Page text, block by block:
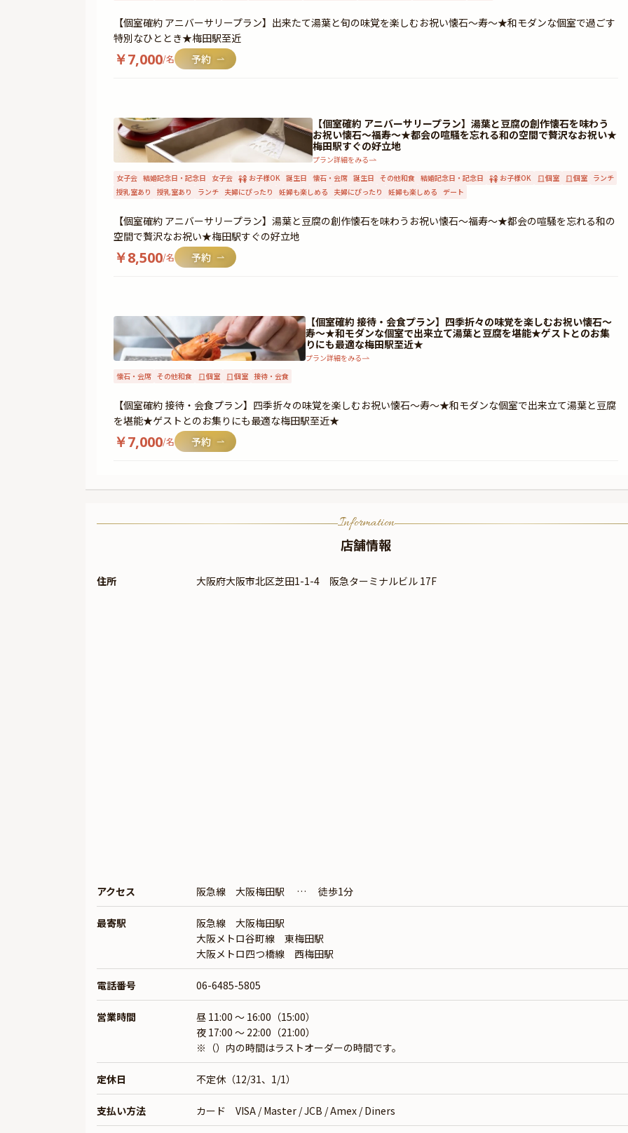
【個室確約 アニバーサリープラン】出来たて湯葉と旬の味覚を楽しむお祝い懐石～寿～★和モダンな個室で過ごす
特別なひととき★梅田駅至近
￥7,000/名
【個室確約 アニバーサリープラン】湯葉と豆腐の創作懐石を味わう
お祝い懐石～福寿～★都会の喧騒を忘れる和の空間で贅沢なお祝い★
梅田駅すぐの好立地
プラン詳細をみる
女子会 結婚記念日・記念日 女子会 お子様OK 誕生日 懐石・会席 誕生日 その他和食 結婚記念日・記念日 お子様OK 個室 個室 ランチ
授乳室あり
授乳室あり ランチ 夫婦にぴったり 妊婦も楽しめる 夫婦にぴったり 妊婦も楽しめる デート
【個室確約 アニバーサリープラン】湯葉と豆腐の創作懐石を味わうお祝い懐石～福寿～★都会の喧騒を忘れる和の
空間で贅沢なお祝い★梅田駅すぐの好立地
￥8,500/名
【個室確約 接待・会食プラン】四季折々の味覚を楽しむお祝い懐石～
寿～★和モダンな個室で出来立て湯葉と豆腐を堪能★ゲストとのお集
りにも最適な梅田駅至近★
プラン詳細をみる
懐石・会席 その他和食 個室 個室 接待・会食
【個室確約 接待・会食プラン】四季折々の味覚を楽しむお祝い懐石～寿～★和モダンな個室で出来立て湯葉と豆腐
を堪能★ゲストとのお集りにも最適な梅田駅至近★
￥7,000/名
Information
店舗情報
住所 大阪府大阪市北区芝田1-1-4 阪急ターミナルビル 17F
アクセス 阪急線 大阪梅田駅 … 徒歩1分
最寄駅
阪急線 大阪梅田駅
大阪メトロ谷町線 東梅田駅
大阪メトロ四つ橋線 西梅田駅
電話番号 06-6485-5805
営業時間
昼 11:00 ～ 16:00（15:00）
夜 17:00 ～ 22:00（21:00）
※（）内の時間はラストオーダーの時間です。
定休日 不定休（12/31、1/1）
支払い方法 カード VISA / Master / JCB / Amex / Diners